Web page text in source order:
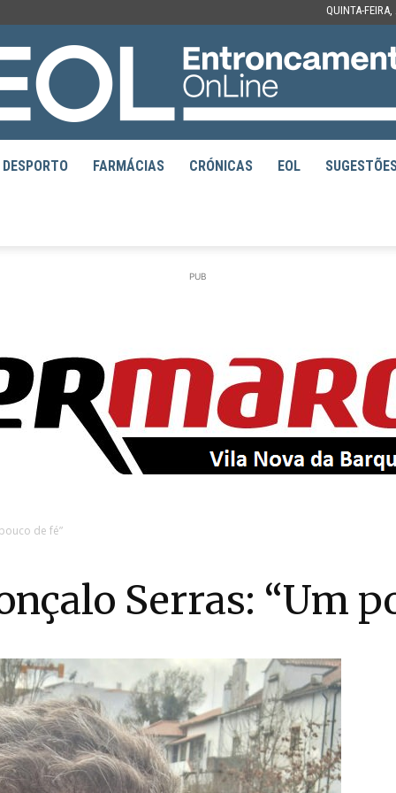
QUINTA-
EntroncamentoOnline
DESPORTO FARMÁCIAS CRÓNICAS EOL
PUB
de fé”
Serras: “Um